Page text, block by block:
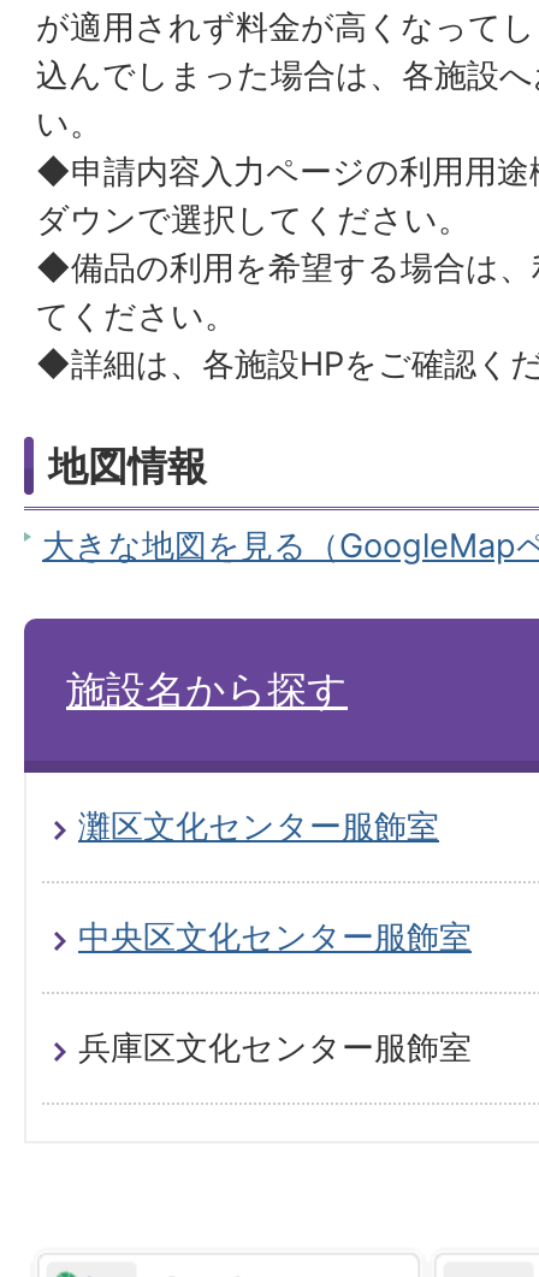
が適用されず料金が高くなって
込んでしまった場合は、各施設
い。
◆申請内容入力ページの利用用
ダウンで選択してください。
◆備品の利用を希望する場合は
てください。
◆詳細は、各施設HPをご確認く
地図情報
大きな地図を見る（GoogleMap
施設名から探す
灘区文化センター服飾室
中央区文化センター服飾室
兵庫区文化センター服飾室